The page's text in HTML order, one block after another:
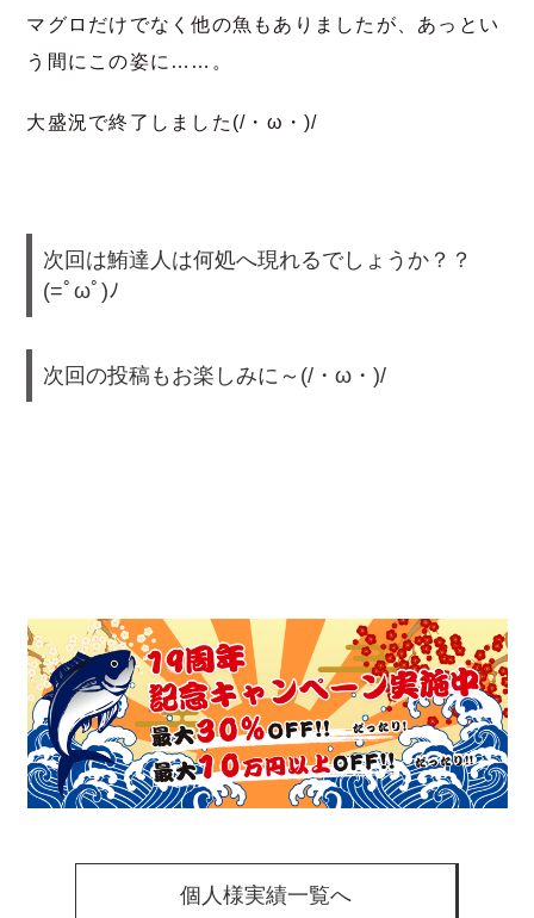
マグロだけでなく他の魚もありましたが、あっとい
う間にこの姿に……。
大盛況で終了しました(/・ω・)/
次回は鮪達人は何処へ現れるでしょうか？？
(=ﾟωﾟ)ﾉ
次回の投稿もお楽しみに～(/・ω・)/
個人様実績一覧へ